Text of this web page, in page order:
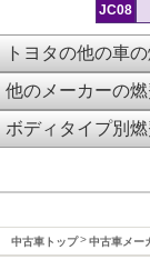
JC08
トヨタの他の車
他のメーカーの
ボディタイプ別
中古車トップ 中古車メー